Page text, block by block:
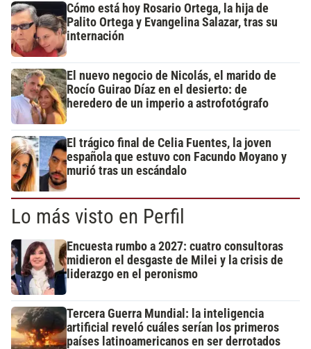
Cómo está hoy Rosario Ortega, la hija de
Palito Ortega y Evangelina Salazar, tras su
internación
El nuevo negocio de Nicolás, el marido de
Rocío Guirao Díaz en el desierto: de
heredero de un imperio a astrofotógrafo
El trágico final de Celia Fuentes, la joven
española que estuvo con Facundo Moyano y
murió tras un escándalo
Lo más visto en Perfil
Encuesta rumbo a 2027: cuatro consultoras
midieron el desgaste de Milei y la crisis de
liderazgo en el peronismo
Tercera Guerra Mundial: la inteligencia
artificial reveló cuáles serían los primeros
países latinoamericanos en ser derrotados